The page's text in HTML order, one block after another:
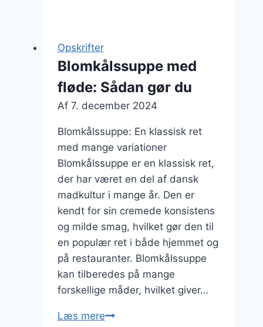
Opskrifter
Blomkålssuppe med
fløde: Sådan gør du
Af 7. december 2024
Blomkålssuppe: En klassisk ret
med mange variationer
Blomkålssuppe er en klassisk ret,
der har været en del af dansk
madkultur i mange år. Den er
kendt for sin cremede konsistens
og milde smag, hvilket gør den til
en populær ret i både hjemmet og
på restauranter. Blomkålssuppe
kan tilberedes på mange
forskellige måder, hvilket giver…
Læs mereBlomkålssuppe